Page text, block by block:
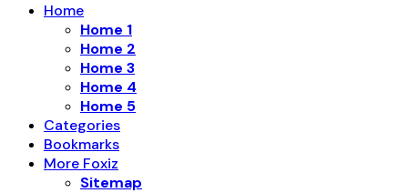
Home
Home 1
Home 2
Home 3
Home 4
Home 5
Categories
Bookmarks
More Foxiz
Sitemap